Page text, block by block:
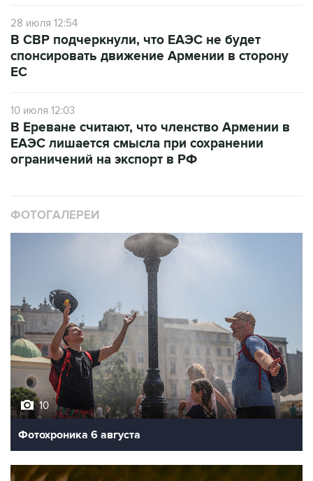
28 июля 12:54
В СВР подчеркнули, что ЕАЭС не будет
спонсировать движение Армении в сторону
ЕС
10 июля 12:03
В Ереване считают, что членство Армении в
ЕАЭС лишается смысла при сохранении
ограничений на экспорт в РФ
ФОТОГАЛЕРЕИ
10
Фотохроника 6 августа